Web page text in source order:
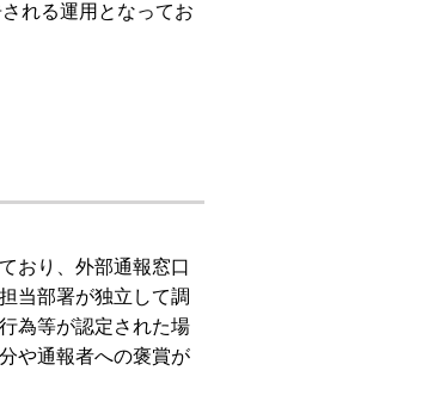
れる運用となってお
おり、外部通報窓口
当部署が独立して調
為等が認定された場
や通報者への褒賞が